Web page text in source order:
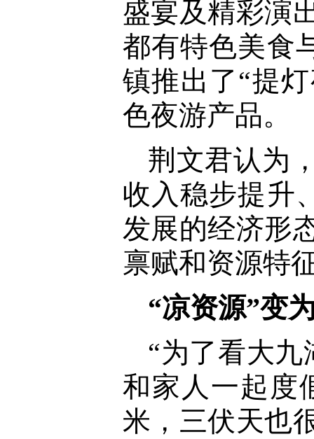
盛宴及精彩演
都有特色美食
镇推出了“提
色夜游产品。
荆文君认为
收入稳步提升
发展的经济形
禀赋和资源特
“凉资源”变
“为了看大
和家人一起度
米，三伏天也